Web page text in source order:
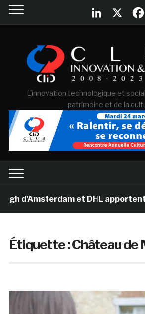
L'innovation technologique et
patrimoine et de la
et DHL apportent
Étiquette :Château de